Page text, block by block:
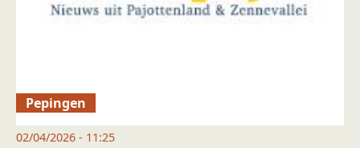
Pepingen
02/04/2026 - 11:25